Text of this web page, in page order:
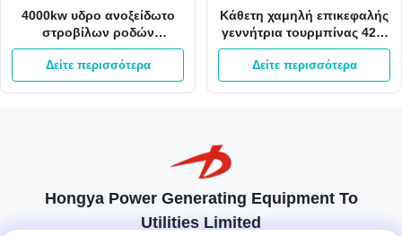
4000kw υδρο ανοξείδωτο
στροβίλων ροδών
στροβίλων 400V Kaplan
Kaplan νερού
Δείτε περισσότερα
Κάθετη χαμηλή επικεφαλής
γεννήτρια τουρμπίνας 42m
980kw 3m3/S Kaplan
Δείτε περισσότερα
Hongya Power Generating Equipment To
Utilities Limited